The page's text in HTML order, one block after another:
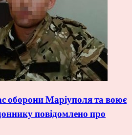
оборони Маріуполя та воює
повідомлено про